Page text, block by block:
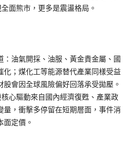
面熊市，更多是震盪格局。
：油氣開採、油服、黃金貴金屬、國
化；煤化工等能源替代產業同樣受益
會因全球風險偏好回落承受拋壓。
心驅動來自國內經濟復甦、產業政
量，衝擊多停留在短期層面，事件消
面定價。